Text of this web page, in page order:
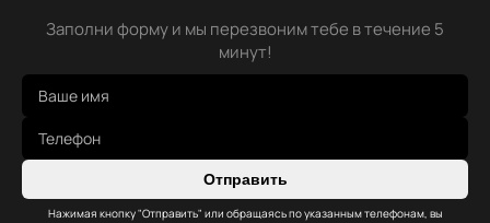
Заполни форму и мы перезвоним тебе в течение 5
минут!
Отправить
Нажимая кнопку "Отправить" или обращаясь по указанным телефонам, вы